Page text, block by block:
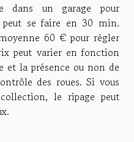
dans un garage pour
peut se faire en 30 min.
60 € pour régler
peut varier en fonction
et la présence ou non de
des roues. Si vous
le ripage peut